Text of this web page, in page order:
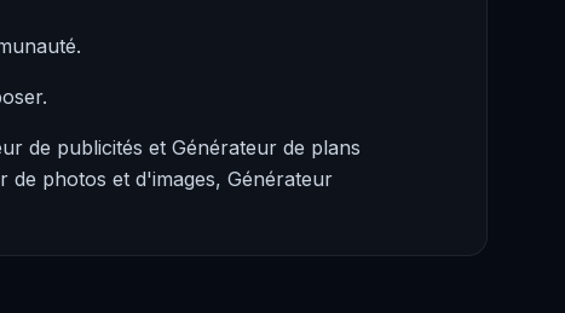
de publicités et Générateur de plans
de photos et d'images, Générateur